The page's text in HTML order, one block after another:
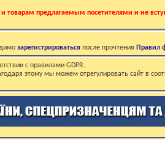
товарам предлагаемым посетителями и не
зарегистрироваться после прочтения Правил
с правилами GDPR.
этому мы можем отрегулировать сайт в